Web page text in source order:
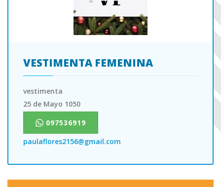
VESTIMENTA FEMENINA
vestimenta
25 de Mayo 1050
(WhatsApp)097536919
paulaflores2156@gmail.com